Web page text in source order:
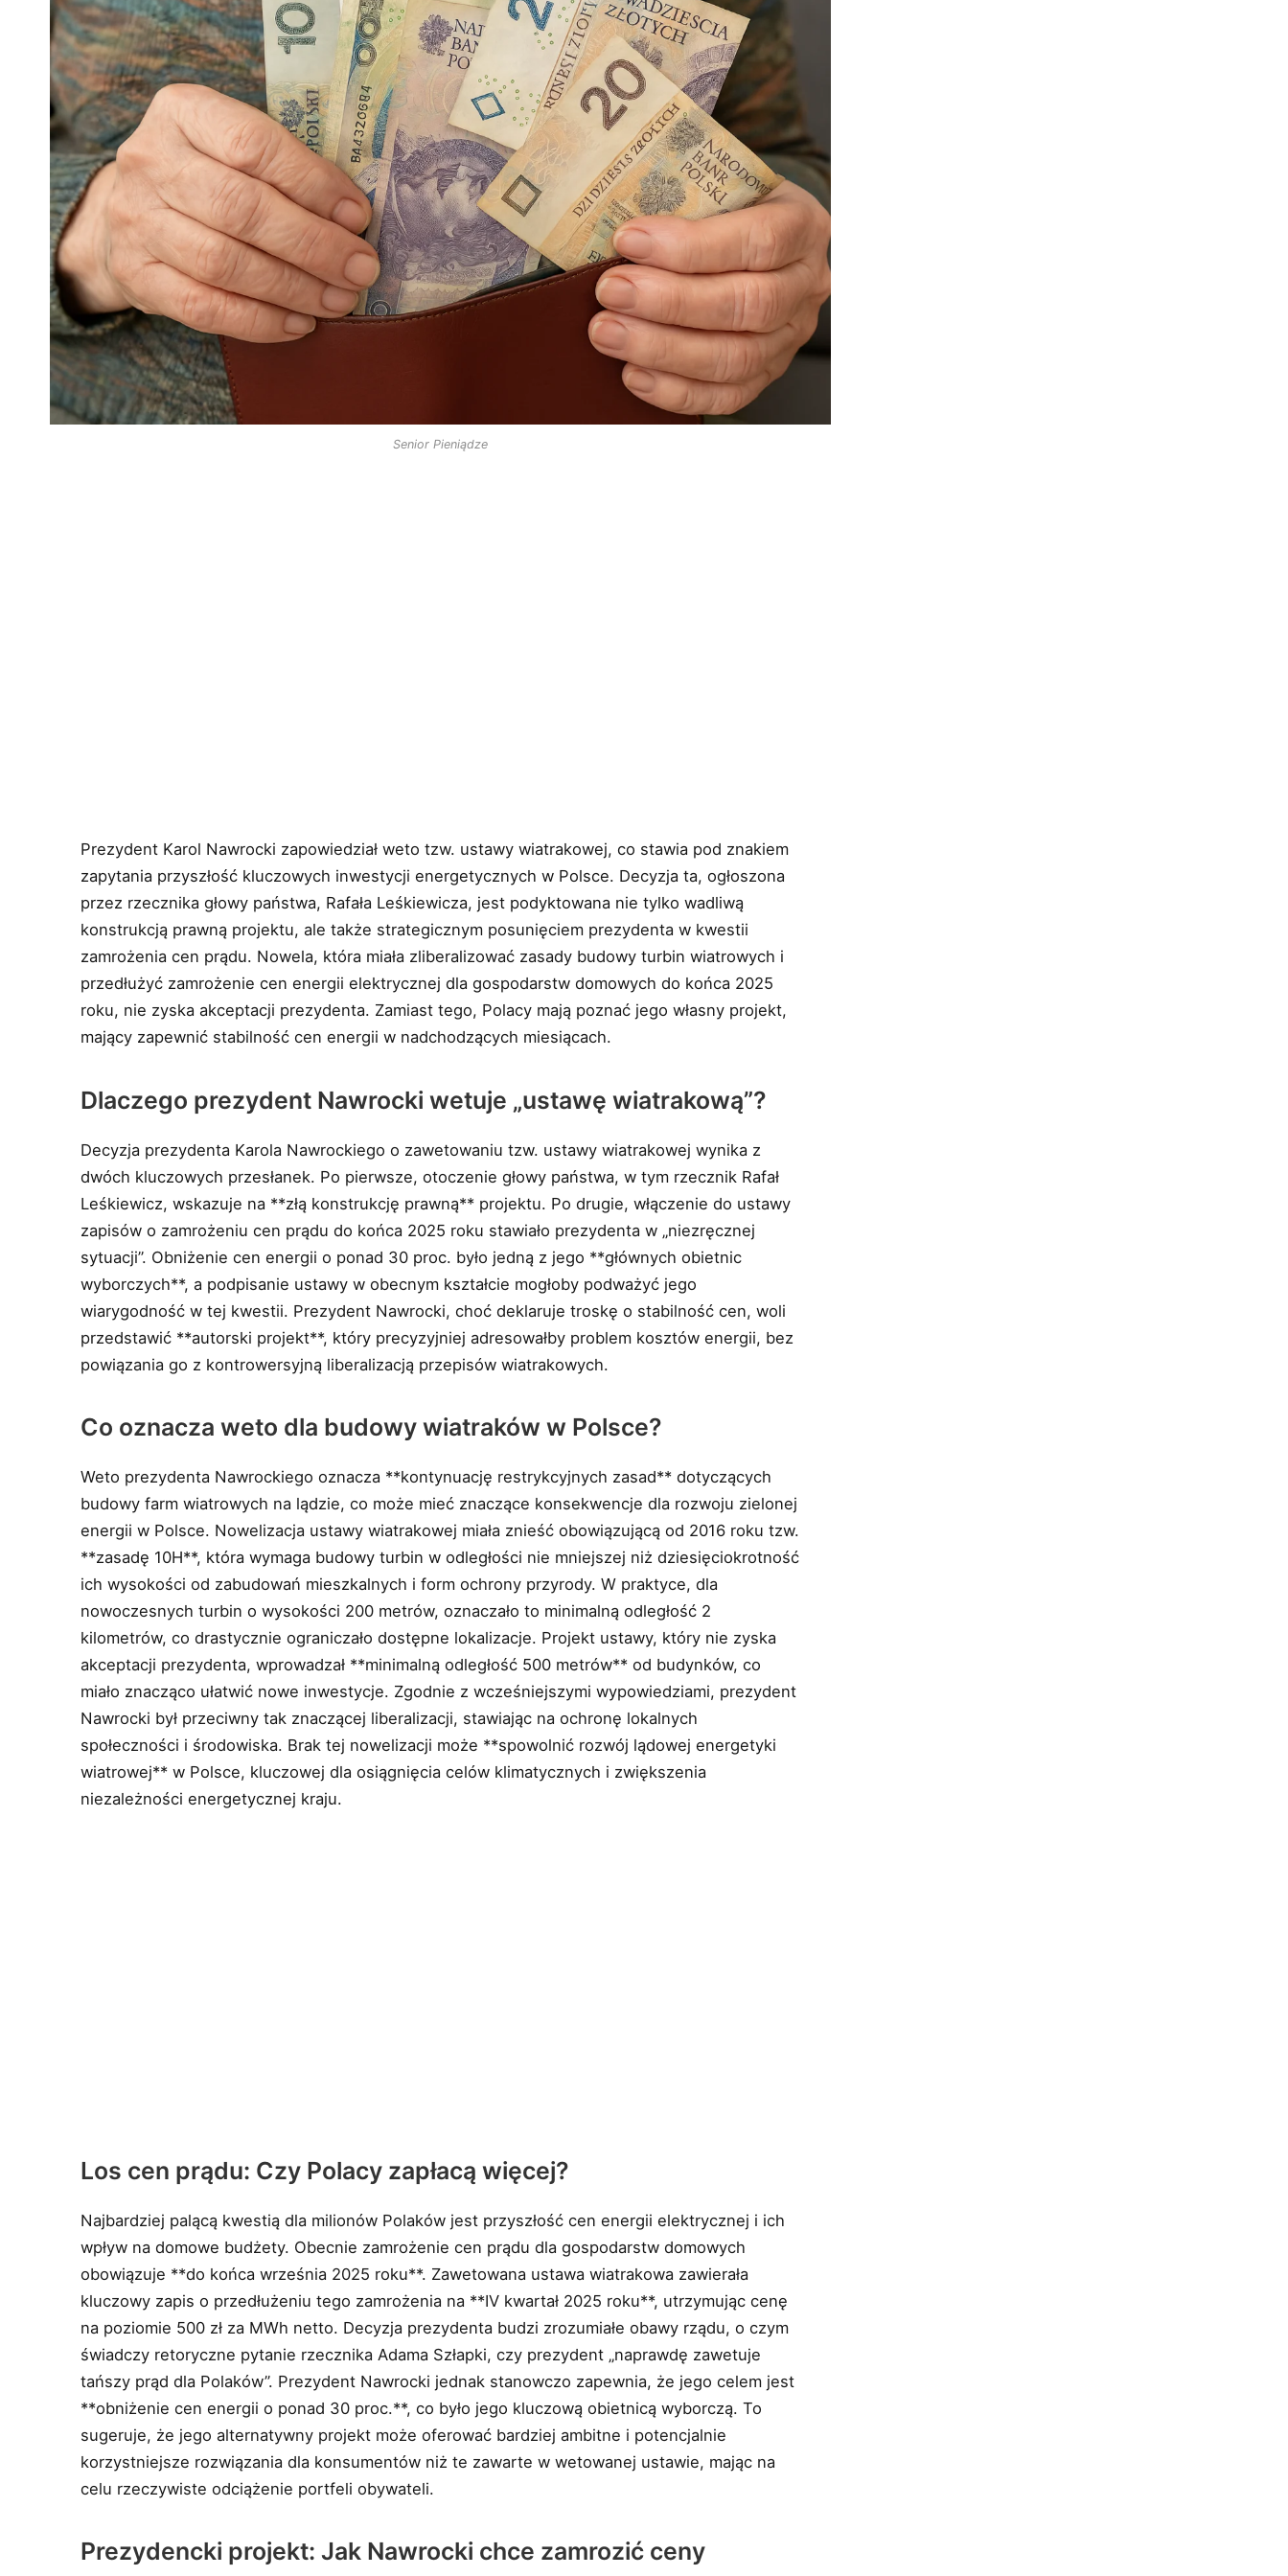
Senior Pieniądze
Prezydent Karol Nawrocki zapowiedział weto tzw. ustawy wiatrakowej, co stawia pod znakiem
zapytania przyszłość kluczowych inwestycji energetycznych w Polsce. Decyzja ta, ogłoszona
przez rzecznika głowy państwa, Rafała Leśkiewicza, jest podyktowana nie tylko wadliwą
konstrukcją prawną projektu, ale także strategicznym posunięciem prezydenta w kwestii
zamrożenia cen prądu. Nowela, która miała zliberalizować zasady budowy turbin wiatrowych i
przedłużyć zamrożenie cen energii elektrycznej dla gospodarstw domowych do końca 2025
roku, nie zyska akceptacji prezydenta. Zamiast tego, Polacy mają poznać jego własny projekt,
mający zapewnić stabilność cen energii w nadchodzących miesiącach.
Dlaczego prezydent Nawrocki wetuje „ustawę wiatrakową”?
Decyzja prezydenta Karola Nawrockiego o zawetowaniu tzw. ustawy wiatrakowej wynika z
dwóch kluczowych przesłanek. Po pierwsze, otoczenie głowy państwa, w tym rzecznik Rafał
Leśkiewicz, wskazuje na **złą konstrukcję prawną** projektu. Po drugie, włączenie do ustawy
zapisów o zamrożeniu cen prądu do końca 2025 roku stawiało prezydenta w „niezręcznej
sytuacji”. Obniżenie cen energii o ponad 30 proc. było jedną z jego **głównych obietnic
wyborczych**, a podpisanie ustawy w obecnym kształcie mogłoby podważyć jego
wiarygodność w tej kwestii. Prezydent Nawrocki, choć deklaruje troskę o stabilność cen, woli
przedstawić **autorski projekt**, który precyzyjniej adresowałby problem kosztów energii, bez
powiązania go z kontrowersyjną liberalizacją przepisów wiatrakowych.
Co oznacza weto dla budowy wiatraków w Polsce?
Weto prezydenta Nawrockiego oznacza **kontynuację restrykcyjnych zasad** dotyczących
budowy farm wiatrowych na lądzie, co może mieć znaczące konsekwencje dla rozwoju zielonej
energii w Polsce. Nowelizacja ustawy wiatrakowej miała znieść obowiązującą od 2016 roku tzw.
**zasadę 10H**, która wymaga budowy turbin w odległości nie mniejszej niż dziesięciokrotność
ich wysokości od zabudowań mieszkalnych i form ochrony przyrody. W praktyce, dla
nowoczesnych turbin o wysokości 200 metrów, oznaczało to minimalną odległość 2
kilometrów, co drastycznie ograniczało dostępne lokalizacje. Projekt ustawy, który nie zyska
akceptacji prezydenta, wprowadzał **minimalną odległość 500 metrów** od budynków, co
miało znacząco ułatwić nowe inwestycje. Zgodnie z wcześniejszymi wypowiedziami, prezydent
Nawrocki był przeciwny tak znaczącej liberalizacji, stawiając na ochronę lokalnych
społeczności i środowiska. Brak tej nowelizacji może **spowolnić rozwój lądowej energetyki
wiatrowej** w Polsce, kluczowej dla osiągnięcia celów klimatycznych i zwiększenia
niezależności energetycznej kraju.
Los cen prądu: Czy Polacy zapłacą więcej?
Najbardziej palącą kwestią dla milionów Polaków jest przyszłość cen energii elektrycznej i ich
wpływ na domowe budżety. Obecnie zamrożenie cen prądu dla gospodarstw domowych
obowiązuje **do końca września 2025 roku**. Zawetowana ustawa wiatrakowa zawierała
kluczowy zapis o przedłużeniu tego zamrożenia na **IV kwartał 2025 roku**, utrzymując cenę
na poziomie 500 zł za MWh netto. Decyzja prezydenta budzi zrozumiałe obawy rządu, o czym
świadczy retoryczne pytanie rzecznika Adama Szłapki, czy prezydent „naprawdę zawetuje
tańszy prąd dla Polaków”. Prezydent Nawrocki jednak stanowczo zapewnia, że jego celem jest
**obniżenie cen energii o ponad 30 proc.**, co było jego kluczową obietnicą wyborczą. To
sugeruje, że jego alternatywny projekt może oferować bardziej ambitne i potencjalnie
korzystniejsze rozwiązania dla konsumentów niż te zawarte w wetowanej ustawie, mając na
celu rzeczywiste odciążenie portfeli obywateli.
Prezydencki projekt: Jak Nawrocki chce zamrozić ceny